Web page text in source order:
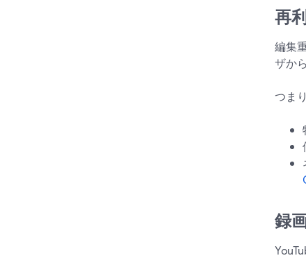
再
編集
ザか
つま
録